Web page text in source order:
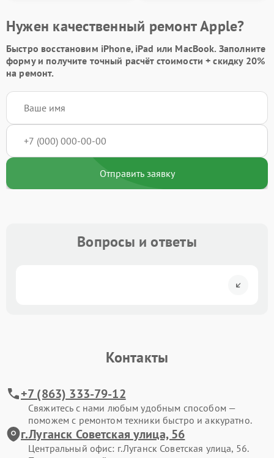
Нужен качественный ремонт Apple?
Быстро восстановим iPhone, iPad или MacBook. Заполните
формуи получите точный расчёт стоимости +скидку 20%
на ремонт.
Отправить заявку
Вопросы и ответы
Контакты
+7 (863) 333-79-12
Свяжитесь с нами любым удобным способом —
поможем с ремонтом техники быстро и аккуратно.
г.Луганск Советская улица, 56
Центральный офис: г.Луганск Советская улица, 56.